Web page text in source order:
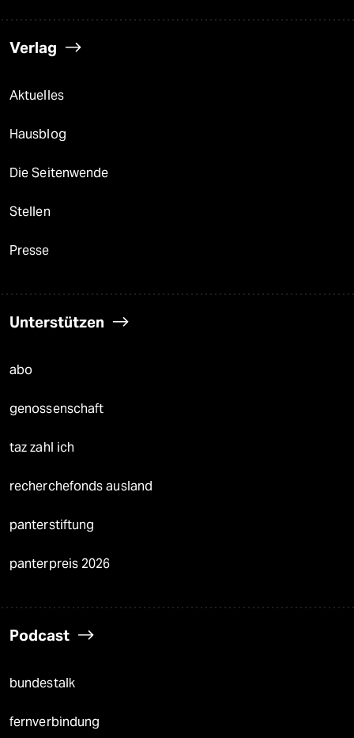
Verlag
Aktuelles
Hausblog
Die Seitenwende
Stellen
Presse
Unterstützen
abo
genossenschaft
taz zahl ich
recherchefonds ausland
panterstiftung
panterpreis 2026
Podcast
bundestalk
fernverbindung